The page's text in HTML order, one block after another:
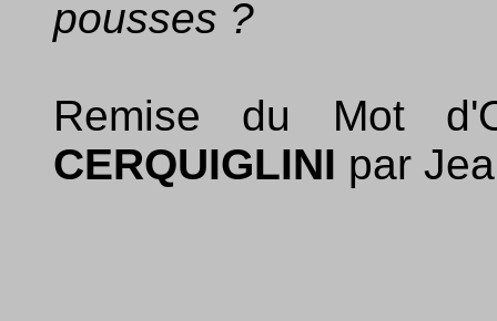
pousses ?
Remise du Mot
CERQUIGLINI par